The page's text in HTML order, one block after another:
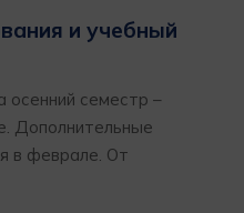
и учебный
осенний семестр –
Дополнительные
в феврале. От